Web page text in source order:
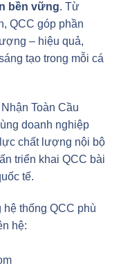
bền vững. Từ
QCC góp phần
– hiệu quả,
tạo trong mỗi cá
Toàn Cầu
doanh nghiệp
chất lượng nội bộ
triển khai QCC bài
tế.
thống QCC phù
hệ: